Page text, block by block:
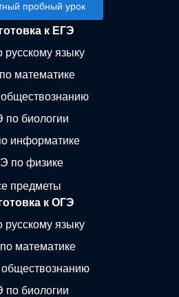
пробный урок
к ЕГЭ
русскому языку
математике
по биологии
информатике
по физике
предметы
к ОГЭ
языку
математике
по биологии